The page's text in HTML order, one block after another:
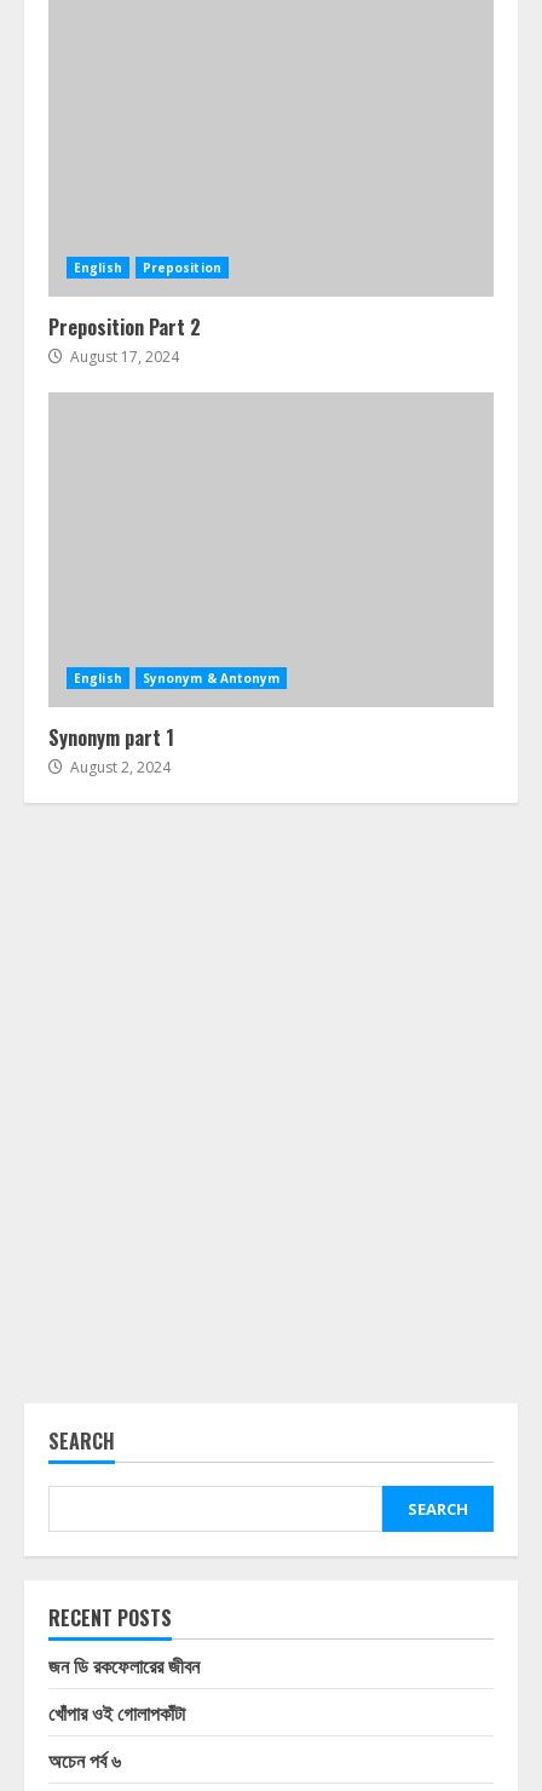
English Preposition
Preposition Part 2
August 17, 2024
English Synonym & Antonym
Synonym part 1
August 2, 2024
SEARCH
SEARCH
RECENT POSTS
জন ডি রকফেলারের জীবন
খোঁপার ওই গোলাপকাঁটা
অচেন পর্ব ৬